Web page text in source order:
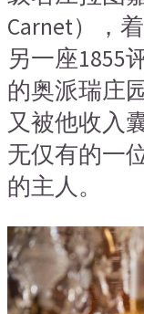
Carnet），
另一座1855
的奥派瑞庄
又被他收入
无仅有的一
的主人。